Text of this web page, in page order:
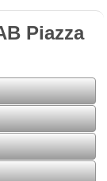
Piazza